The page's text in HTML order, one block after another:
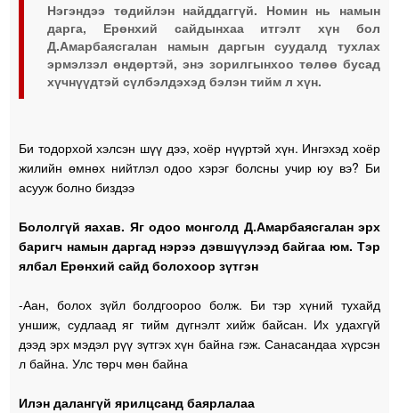
Нэгэндээ төдийлэн найддаггүй. Номин нь намын
дарга, Ерөнхий сайдынхаа итгэлт хүн бол
Д.Амарбаясгалан намын даргын суудалд тухлах
эрмэлзэл өндөртэй, энэ зорилгынхоо төлөө бусад
хүчнүүдтэй сүлбэлдэхэд бэлэн тийм л хүн.
Би тодорхой хэлсэн шүү дээ, хоёр нүүртэй хүн. Ингэхэд хоёр
жилийн өмнөх нийтлэл одоо хэрэг болсны учир юу вэ? Би
асууж болно биздээ
Бололгүй яахав. Яг одоо монголд Д.Амарбаясгалан эрх
баригч намын даргад нэрээ дэвшүүлээд байгаа юм. Тэр
ялбал Ерөнхий сайд болохоор зүтгэн
-Аан, болох зүйл болдгоороо болж. Би тэр хүний тухайд
уншиж, судлаад яг тийм дүгнэлт хийж байсан. Их удахгүй
дээд эрх мэдэл рүү зүтгэх хүн байна гэж. Санасандаа хүрсэн
л байна. Улс төрч мөн байна
Илэн далангүй ярилцсанд баярлалаа